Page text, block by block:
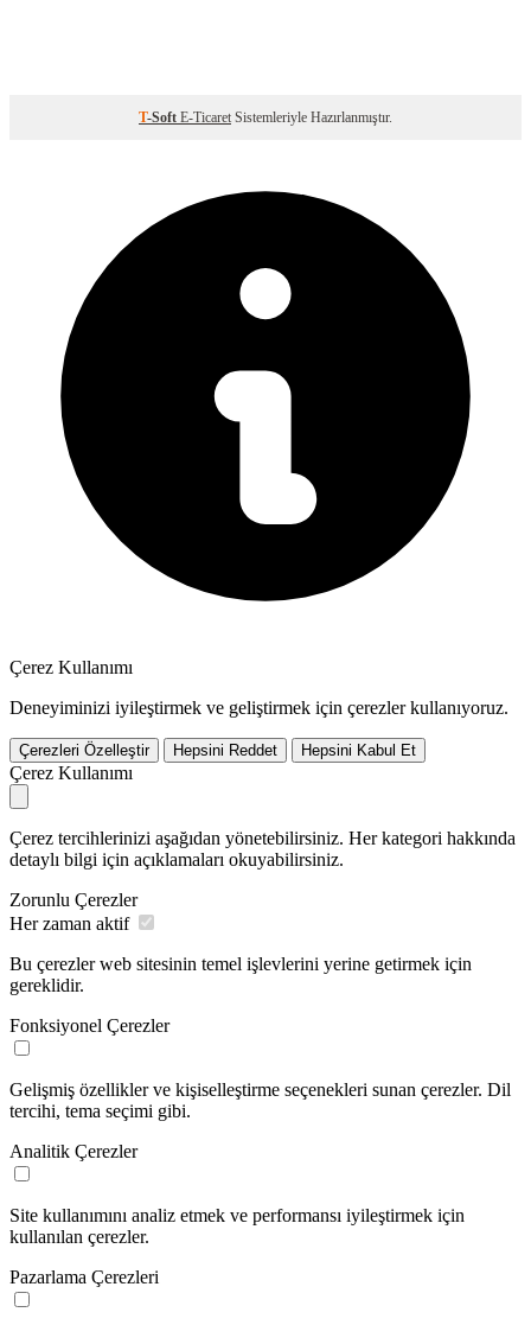
T-Soft E-Ticaret Sistemleriyle Hazırlanmıştır.
Çerez Kullanımı
Deneyiminizi iyileştirmek ve geliştirmek için çerezler kullanıyoruz.
Çerezleri Özelleştir Hepsini Reddet Hepsini Kabul Et
Çerez Kullanımı
Çerez tercihlerinizi aşağıdan yönetebilirsiniz. Her kategori hakkında
detaylı bilgi için açıklamaları okuyabilirsiniz.
Zorunlu Çerezler
Her zaman aktif
Bu çerezler web sitesinin temel işlevlerini yerine getirmek için
gereklidir.
Fonksiyonel Çerezler
Gelişmiş özellikler ve kişiselleştirme seçenekleri sunan çerezler. Dil
tercihi, tema seçimi gibi.
Analitik Çerezler
Site kullanımını analiz etmek ve performansı iyileştirmek için
kullanılan çerezler.
Pazarlama Çerezleri